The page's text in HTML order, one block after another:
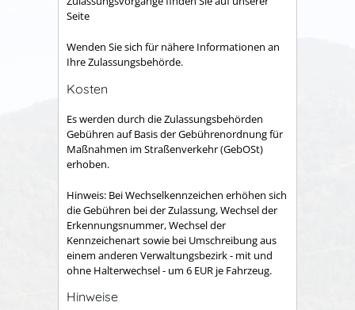
Seite
Wenden Sie sich für nähere Informationen an
Ihre Zulassungsbehörde.
Kosten
Es werden durch die Zulassungsbehörden
Gebühren auf Basis der Gebührenordnung für
Maßnahmen im Straßenverkehr (GebOSt)
erhoben.
Hinweis: Bei Wechselkennzeichen erhöhen sich
die Gebühren bei der Zulassung, Wechsel der
Erkennungsnummer, Wechsel der
Kennzeichenart sowie bei Umschreibung aus
einem anderen Verwaltungsbezirk - mit und
ohne Halterwechsel - um 6 EUR je Fahrzeug.
Hinweise